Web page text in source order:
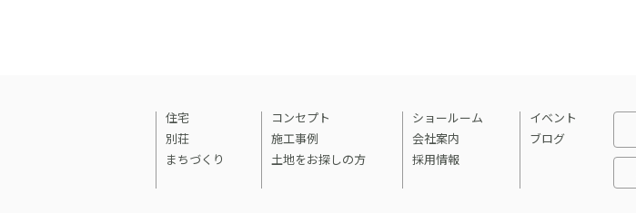
住宅
別荘
まちづくり
コンセプト
施工事例
土地をお探しの方
ショールーム
会社案内
採用情報
イベント
ブログ